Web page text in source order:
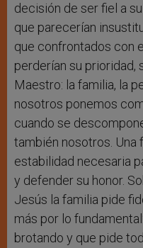
decisión de ser fiel a
que parecerían
que confrontados con
perderían su prioridad,
Maestro: la familia, la
nosotros ponemos
cuando se
también nosotros. Una
estabilidad necesaria
y defender su honor.
Jesús la familia pide
más por lo
brotando y que pide